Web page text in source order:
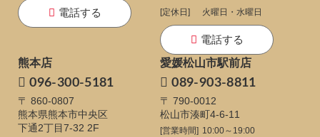
電話する
[定休日]
火曜日・水曜日
電話する
熊本店
096-300-5181
〒 860-0807
熊本県熊本市中央区
下通2丁目7-32 2F
愛媛松山市駅前店
089-903-8811
〒 790-0012
松山市湊町4-6-11
[営業時間] 10:00～19:00